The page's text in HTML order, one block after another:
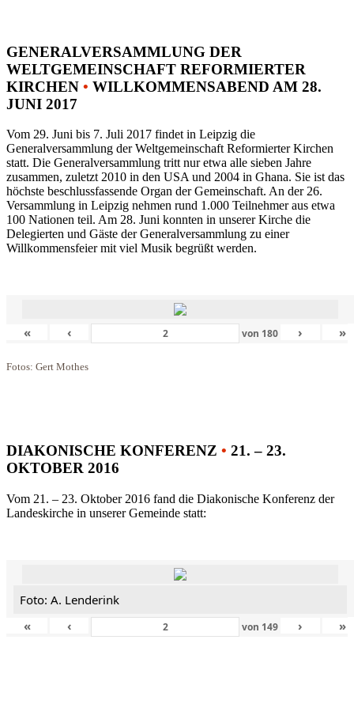
GENERALVERSAMMLUNG DER
WELTGEMEINSCHAFT REFORMIERTER
KIRCHEN • WILLKOMMENSABEND AM 28.
JUNI 2017
Vom 29. Juni bis 7. Juli 2017 findet in Leipzig die
Generalversammlung der Weltgemeinschaft Reformierter Kirchen
statt. Die Generalversammlung tritt nur etwa alle sieben Jahre
zusammen, zuletzt 2010 in den USA und 2004 in Ghana. Sie ist das
höchste beschlussfassende Organ der Gemeinschaft. An der 26.
Versammlung in Leipzig nehmen rund 1.000 Teilnehmer aus etwa
100 Nationen teil. Am 28. Juni konnten in unserer Kirche die
Delegierten und Gäste der Generalversammlung zu einer
Willkommensfeier mit viel Musik begrüßt werden.
« ‹ von 180 › »
Fotos: Gert Mothes
DIAKONISCHE KONFERENZ • 21. – 23.
OKTOBER 2016
Vom 21. – 23. Oktober 2016 fand die Diakonische Konferenz der
Landeskirche in unserer Gemeinde statt:
Foto: A. Lenderink
«
‹ von 149 › »